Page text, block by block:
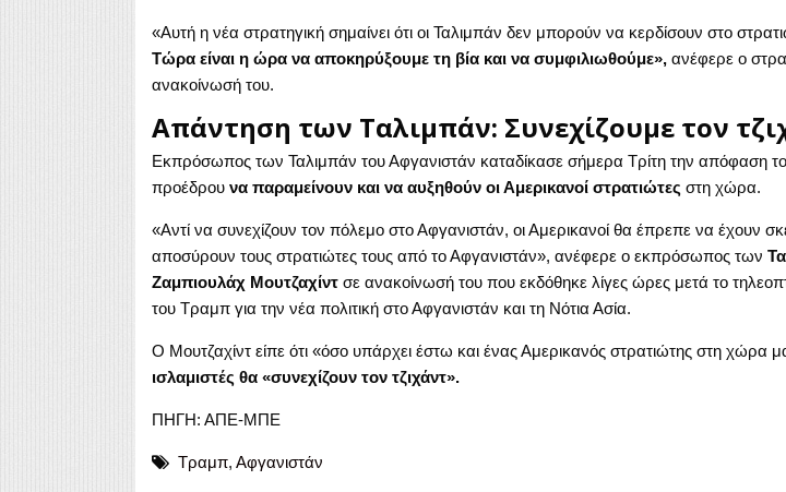
«Αυτή η νέα στρατηγική σημαίνει ότι οι Ταλιμπάν δεν μπορούν να κερδίσουν στο
Τώρα είναι η ώρα να αποκηρύξουμε τη βία και να συμφιλιωθούμε»,ανέφερε ο
ανακοίνωσή του.
Απάντηση των Ταλιμπάν: Συνεχίζουμε τον
Εκπρόσωπος των Ταλιμπάν του Αφγανιστάν καταδίκασε σήμερα Τρίτη την απόφαση
προέδρου να παραμείνουν και να αυξηθούν οι Αμερικανοί στρατιώτες στη χώρα.
«Αντί να συνεχίζουν τον πόλεμο στο Αφγανιστάν, οι Αμερικανοί θα έπρεπε να έχουν
αποσύρουν τους στρατιώτες τους από το Αφγανιστάν», ανέφερε ο εκπρόσωπος των
Ζαμπιουλάχ Μουτζαχίντσε ανακοίνωσή του που εκδόθηκε λίγες ώρες μετά το
του Τραμπ για την νέα πολιτική στο Αφγανιστάν και τη Νότια Ασία.
Ο Μουτζαχίντ είπε ότι «όσο υπάρχει έστω και ένας Αμερικανός στρατιώτης στη χώρα
ισλαμιστές θα «συνεχίζουν τον τζιχάντ».
ΠΗΓΗ: ΑΠΕ-ΜΠΕ
Tραμπ, Αφγανιστάν